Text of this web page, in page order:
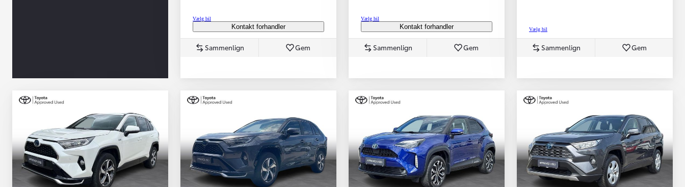
Vælg bil
Kontakt forhandler
Sammenlign Gem
Vælg bil
Kontakt forhandler
Sammenlign Gem
Vælg bil
Sammenlign Gem